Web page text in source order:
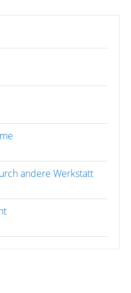
andere Werkstatt